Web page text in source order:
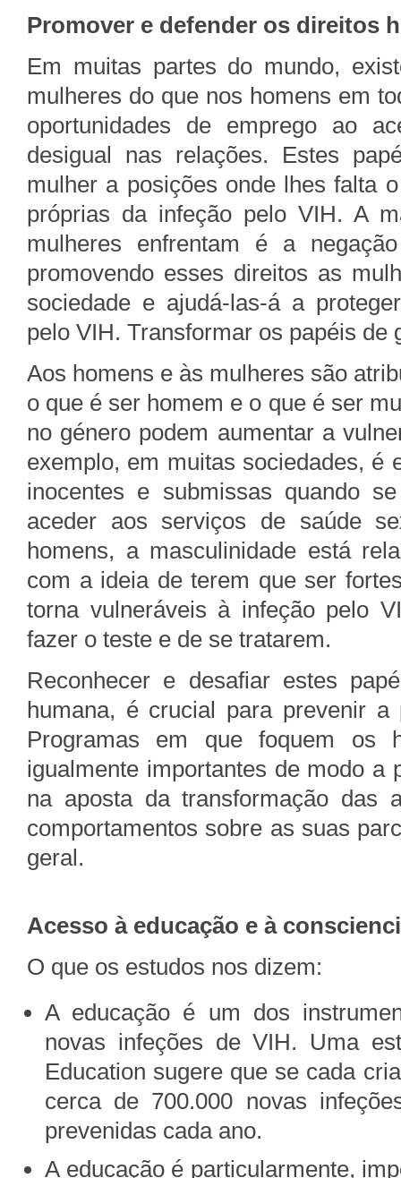
Promover e defender os direitos
Em muitas partes do mundo,
mulheres do que nos homens em
oportunidades de emprego ao
desigual nas relações. Estes
mulher a posições onde lhes falta
próprias da infeção pelo VIH. A
mulheres enfrentam é a
promovendo esses direitos as
sociedade e ajudá-las-á a
pelo VIH. Transformar os papéis de
Aos homens e às mulheres são
o que é ser homem e o que é ser
no género podem aumentar a
exemplo, em muitas sociedades, é
inocentes e submissas quando
aceder aos serviços de saúde
homens, a masculinidade está
com a ideia de terem que ser
torna vulneráveis à infeção pelo
fazer o teste e de se tratarem.
Reconhecer e desafiar estes
humana, é crucial para prevenir
Programas em que foquem os
igualmente importantes de modo a
na aposta da transformação das
comportamentos sobre as suas
geral.
Acesso à educação e à
O que os estudos nos dizem:
A educação é um dos
novas infeções de VIH. Uma
Education sugere que se cada
cerca de 700.000 novas
prevenidas cada ano.
A educação é particularmente,